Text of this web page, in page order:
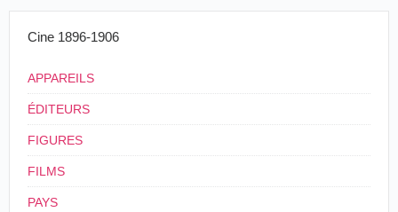
Cine 1896-1906
APPAREILS
ÉDITEURS
FIGURES
FILMS
PAYS